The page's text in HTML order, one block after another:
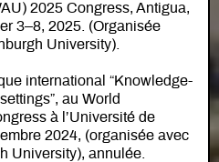
2025 Congress, Antigua,
3–8, 2025. (Organisée
University).
international “Knowledge-
au World
à l’Université de
2024, (organisée avec
University), annulée.